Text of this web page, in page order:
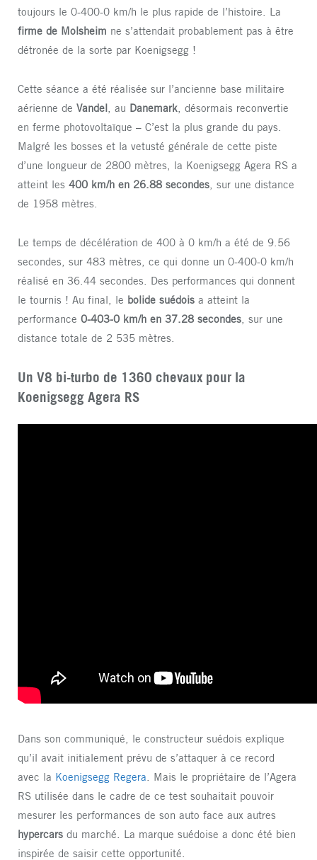
toujours le 0-400-0 km/h le plus rapide de l’histoire. La
firme de Molsheim ne s’attendait probablement pas à être
détronée de la sorte par Koenigsegg !
Cette séance a été réalisée sur l’ancienne base militaire
aérienne de Vandel , au Danemark , désormais reconvertie
en ferme photovoltaïque – C’est la plus grande du pays.
Malgré les bosses et la vetusté générale de cette piste
d’une longueur de 2800 mètres, la Koenigsegg Agera RS a
atteint les 400 km/h en 26.88 secondes , sur une distance
de 1958 mètres.
Le temps de décélération de 400 à 0 km/h a été de 9.56
secondes, sur 483 mètres, ce qui donne un 0-400-0 km/h
réalisé en 36.44 secondes. Des performances qui donnent
le tournis ! Au final, le bolide suédois a atteint la
performance 0-403-0 km/h en 37.28 secondes , sur une
distance totale de 2 535 mètres.
Un V8 bi-turbo de 1360 chevaux pour la
Koenigsegg Agera RS
Dans son communiqué, le constructeur suédois explique
qu’il avait initialement prévu de s’attaquer à ce record
avec la Koenigsegg Regera . Mais le propriétaire de l’Agera
RS utilisée dans le cadre de ce test souhaitait pouvoir
mesurer les performances de son auto face aux autres
hypercars du marché. La marque suédoise a donc été bien
inspirée de saisir cette opportunité.